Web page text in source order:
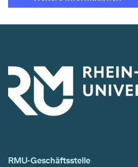
RMU-Geschäftsstelle